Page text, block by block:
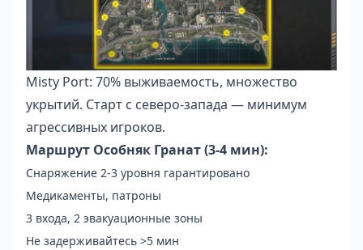
Misty Port: 70% выживаемость, множество
укрытий. Старт с северо-запада — минимум
агрессивных игроков.
Маршрут Особняк Гранат (3-4 мин):
Снаряжение 2-3 уровня гарантировано
Медикаменты, патроны
3 входа, 2 эвакуационные зоны
Не задерживайтесь >5 мин